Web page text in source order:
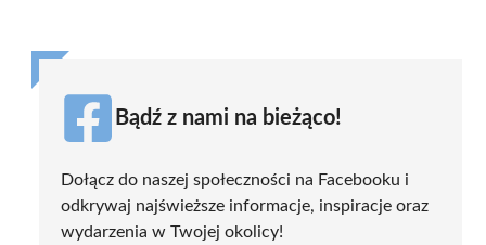
Bądź z nami na bieżąco!
Dołącz do naszej społeczności na Facebooku i
odkrywaj najświeższe informacje, inspiracje oraz
wydarzenia w Twojej okolicy!